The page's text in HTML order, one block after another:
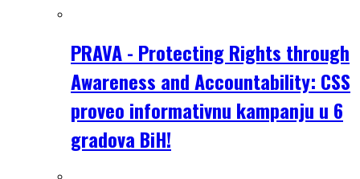
PRAVA - Protecting Rights through
Awareness and Accountability: CSS
proveo informativnu kampanju u 6
gradova BiH!